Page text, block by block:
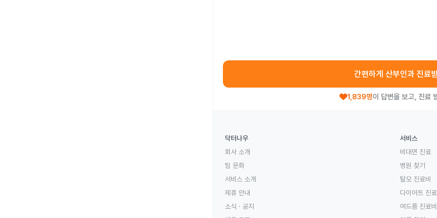
간편하게 산부인과 진료
1,839명이 답변을 보고, 진료
닥터나우
회사 소개
팀 문화
서비스 소개
제휴 안내
소식 · 공지
서비스
비대면 진료
병원 찾기
탈모 진료비
다이어트 진료
여드름 진료비